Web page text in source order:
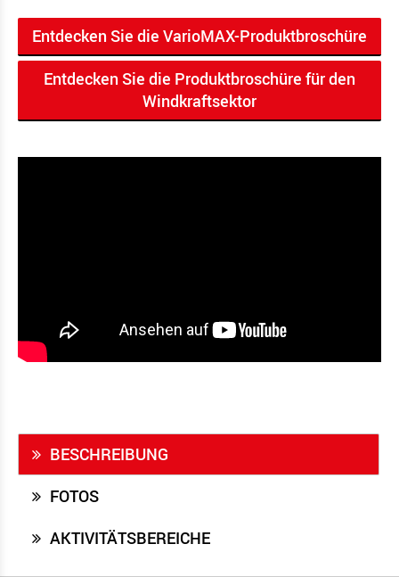
Entdecken Sie die VarioMAX-Produktbroschüre
Entdecken Sie die Produktbroschüre für den
Windkraftsektor
BESCHREIBUNG
FOTOS
AKTIVITÄTSBEREICHE